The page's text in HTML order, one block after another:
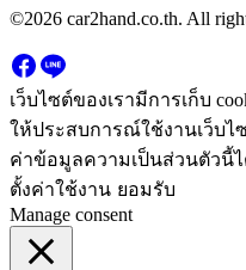
©2026 car2hand.co.th. All
เว็บไซต์ของเรามีการเก็บ
ให้ประสบการณ์ใช้งานเว็บ
ค่าข้อมูลความเป็นส่วนตัวนี้
ตั้งค่าใช้งาน ยอมรับ
Manage consent